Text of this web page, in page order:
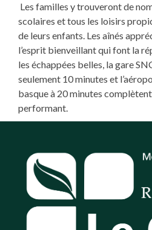
Les familles y trouveront de
scolaires et tous les loisirs
de leurs enfants. Les aînés
l’esprit bienveillant qui font la
les échappées belles, la gare
seulement 10 minutes et
basque à 20 minutes
performant.